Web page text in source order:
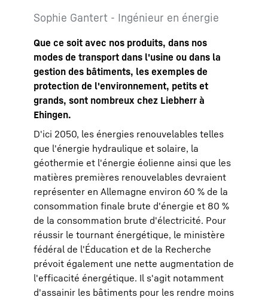
Sophie Gantert - Ingénieur en énergie
Que ce soit avec nos produits, dans nos
modes de transport dans l'usine ou dans la
gestion des bâtiments, les exemples de
protection de l'environnement, petits et
grands, sont nombreux chez Liebherr à
Ehingen.
D'ici 2050, les énergies renouvelables telles
que l'énergie hydraulique et solaire, la
géothermie et l'énergie éolienne ainsi que les
matières premières renouvelables devraient
représenter en Allemagne environ 60 % de la
consommation finale brute d'énergie et 80 %
de la consommation brute d'électricité. Pour
réussir le tournant énergétique, le ministère
fédéral de l'Éducation et de la Recherche
prévoit également une nette augmentation de
l'efficacité énergétique. Il s'agit notamment
d'assainir les bâtiments pour les rendre moins